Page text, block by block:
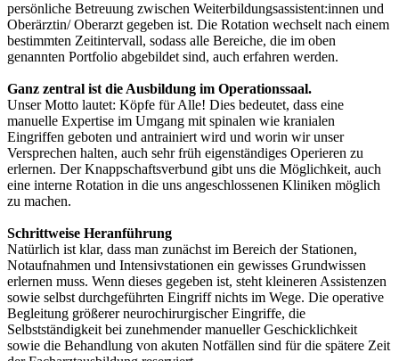
persönliche Betreuung zwischen Weiterbildungsassistent:innen und
Oberärztin/ Oberarzt gegeben ist. Die Rotation wechselt nach einem
bestimmten Zeitintervall, sodass alle Bereiche, die im oben
genannten Portfolio abgebildet sind, auch erfahren werden.
Ganz zentral ist die Ausbildung im Operationssaal.
Unser Motto lautet: Köpfe für Alle! Dies bedeutet, dass eine
manuelle Expertise im Umgang mit spinalen wie kranialen
Eingriffen geboten und antrainiert wird und worin wir unser
Versprechen halten, auch sehr früh eigenständiges Operieren zu
erlernen. Der Knappschaftsverbund gibt uns die Möglichkeit, auch
eine interne Rotation in die uns angeschlossenen Kliniken möglich
zu machen.
Schrittweise Heranführung
Natürlich ist klar, dass man zunächst im Bereich der Stationen,
Notaufnahmen und Intensivstationen ein gewisses Grundwissen
erlernen muss. Wenn dieses gegeben ist, steht kleineren Assistenzen
sowie selbst durchgeführten Eingriff nichts im Wege. Die operative
Begleitung größerer neurochirurgischer Eingriffe, die
Selbstständigkeit bei zunehmender manueller Geschicklichkeit
sowie die Behandlung von akuten Notfällen sind für die spätere Zeit